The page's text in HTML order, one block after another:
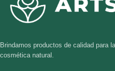
Brindamos productos de calidad para
cosmética natural.